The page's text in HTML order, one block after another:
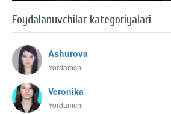
Foydalanuvchilar kategoriyalari
Ashurova
Yordamchi
Veronika
Yordamchi